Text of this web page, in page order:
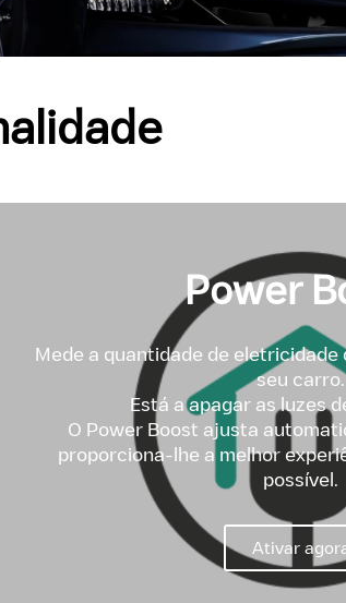
Power
Mede a quantidade de eletricidade
seu carro.
Está a apagar as luzes
O Power Boost ajusta
proporciona-lhe a melhor
possível.
Ativar